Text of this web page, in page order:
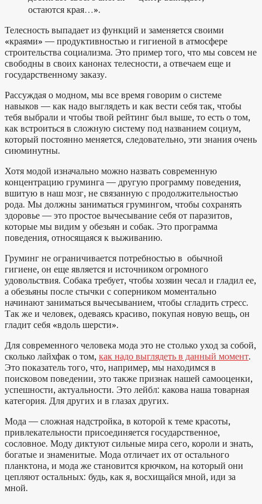
остаются края…».
Телесность выпадает из функций и заменяется своими
«краями» — продуктивностью и гигиеной в атмосфере
строительства социализма. Это пример того, что мы совсем не
свободны в своих канонах телесности, а отвечаем еще и
государственному заказу.
Рассуждая о модном, мы все время говорим о системе
навыков — как надо выглядеть и как вести себя так, чтобы
тебя выбрали и чтобы твой рейтинг был выше, то есть о том,
как встроиться в сложную систему под названием социум,
который постоянно меняется, следовательно, эти знания очень
сиюминутны.
Хотя модой изначально можно назвать современную
концентрацию груминга — другую программу поведения,
вшитую в наш мозг, не связанную с продолжительностью
рода. Мы должны заниматься грумингом, чтобы сохранять
здоровье — это простое вычесывание себя от паразитов,
которые мы видим у обезьян и собак. Это программа
поведения, относящаяся к выживанию.
Груминг не ограничивается потребностью в обычной
гигиене, он еще является и источником огромного
удовольствия. Собака требует, чтобы хозяин чесал и гладил ее,
а обезьяны после стычки с соперником моментально
начинают заниматься вычесыванием, чтобы сгладить стресс.
Так же и человек, одеваясь красиво, покупая новую вещь, он
гладит себя «вдоль шерсти».
Для современного человека мода это не столько уход за собой,
сколько лайхфак о том, как надо выглядеть в данный момент.
Это показатель того, что, например, мы находимся в
поисковом поведении, это также признак нашей самооценки,
успешности, актуальности. Это лейбл: какова наша товарная
категория. Для других и в глазах других.
Мода — сложная надстройка, в которой к теме красоты,
привлекательности присоединяется государственное,
сословное. Моду диктуют сильные мира сего, короли и знать,
богатые и знаменитые. Мода отличает их от остального
планктона, и мода же становится крючком, на который они
цепляют остальных: будь, как я, восхищайся мной, иди за
мной.